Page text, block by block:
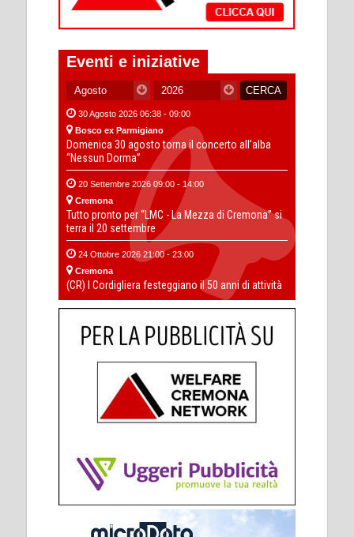
Eventi e iniziative
30 Agosto 2026 06:38 - 09:00
Bosco ex Parmigiano
Domenica 30 agosto torna il concerto all’alba
“Nessun Dorma”
20 Settembre 2026 09:00 - 14:00
Cremona
Tutto pronto per “LMC - La Mezza di Cremona” si
terra il 20 settembre
24 Ottobre 2026 21:00 - 23:00
Cremona
(CR) I Cordigliera festeggiano il 50 anni di attività